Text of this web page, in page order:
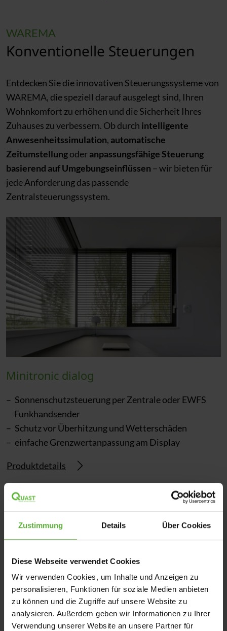
Zustimmung Details Über Cookies
Diese Webseite verwendet Cookies
Wir verwenden Cookies, um Inhalte und Anzeigen zu
personalisieren, Funktionen für soziale Medien anbieten
zu können und die Zugriffe auf unsere Website zu
analysieren. Außerdem geben wir Informationen zu Ihrer
Verwendung unserer Website an unsere Partner für
WAREMA
Konventionelle Steuerungen
Entdecken Sie die innovativen Steuerungssysteme von
WAREMA, die speziell darauf ausgelegt sind, Ihren
Wohnkomfort zu erhöhen und die Sicherheit Ihres
Zuhauses zu verbessern. Ob durch intelligente
Anwesenheitssimulation, automatische
Zeitumstellungoderanpassungsfähige Steuerung
basierend auf Umgebungseinflüssen – wir bieten für
jede Anforderung das passende
Zentralsteuerungssystem.
Minitronic dialog
Sonnenschutzsteuerung per Zentrale oder EWFS
Funkhandsender
Schutz vor Überhitzung und Wetterschäden
einfache Grenzwertanpassung am Display
Produktdetails